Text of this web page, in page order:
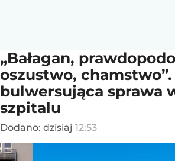
„Bałagan,
oszustwo,
bulwersująca sprawa
szpitalu
Dodano: dzisiaj 12:53